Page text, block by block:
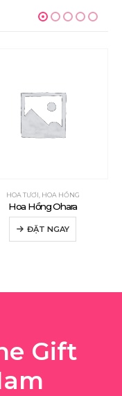
HOA TƯƠI HOA HỒNG
Hoa Hồng Ohara
ĐẶT NGAY
Gift